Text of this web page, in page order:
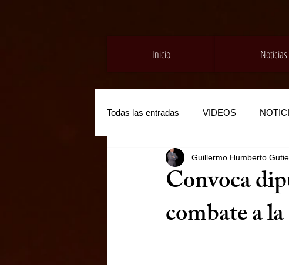
Inicio Noticias
Todas las entradas VIDEOS
Convoca
combate a
Guillermo Humberto